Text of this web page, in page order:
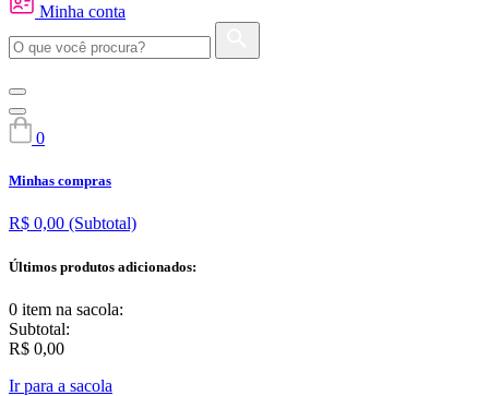
Minha conta
0
Minhas compras
R$ 0,00 (Subtotal)
Últimos produtos adicionados:
0 item na sacola:
Subtotal:
R$ 0,00
Ir para a sacola